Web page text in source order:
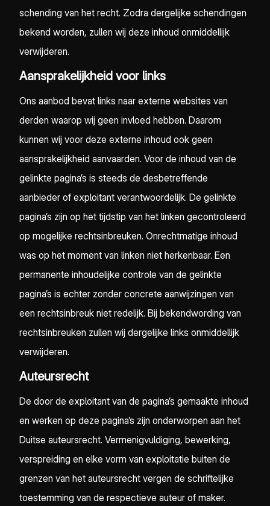
schending van het recht. Zodra dergelijke schendingen
bekend worden, zullen wij deze inhoud onmiddellijk
verwijderen.
Aansprakelijkheid voor links
Ons aanbod bevat links naar externe websites van
derden waarop wij geen invloed hebben. Daarom
kunnen wij voor deze externe inhoud ook geen
aansprakelijkheid aanvaarden. Voor de inhoud van de
gelinkte pagina’s is steeds de desbetreffende
aanbieder of exploitant verantwoordelijk. De gelinkte
pagina’s zijn op het tijdstip van het linken gecontroleerd
op mogelijke rechtsinbreuken. Onrechtmatige inhoud
was op het moment van linken niet herkenbaar. Een
permanente inhoudelijke controle van de gelinkte
pagina’s is echter zonder concrete aanwijzingen van
een rechtsinbreuk niet redelijk. Bij bekendwording van
rechtsinbreuken zullen wij dergelijke links onmiddellijk
verwijderen.
Auteursrecht
De door de exploitant van de pagina’s gemaakte inhoud
en werken op deze pagina’s zijn onderworpen aan het
Duitse auteursrecht. Vermenigvuldiging, bewerking,
verspreiding en elke vorm van exploitatie buiten de
grenzen van het auteursrecht vergen de schriftelijke
toestemming van de respectieve auteur of maker.